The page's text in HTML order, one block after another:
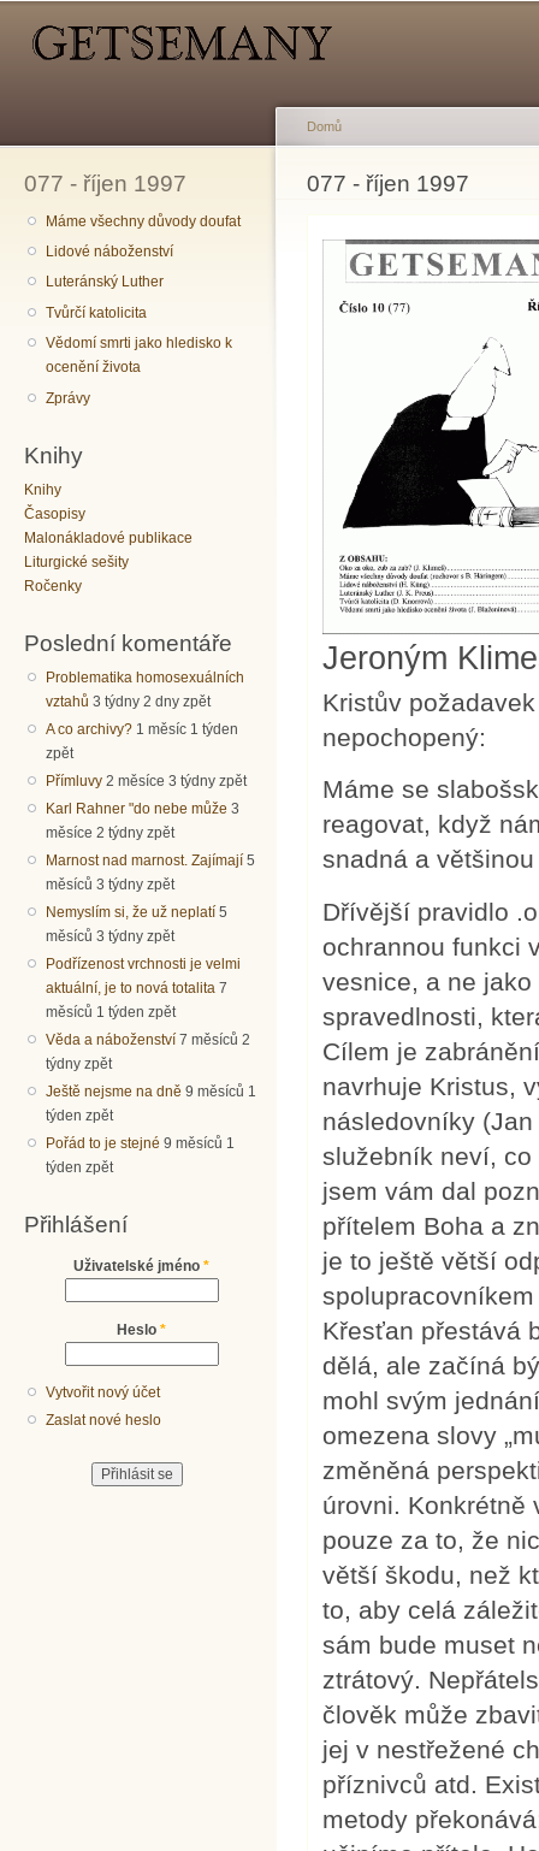
077 - říjen 1997
Máme všechny důvody doufat
Lidové náboženství
Luteránský Luther
Tvůrčí katolicita
Vědomí smrti jako hledisko k
ocenění života
Zprávy
Knihy
Knihy
Časopisy
Malonákladové publikace
Liturgické sešity
Ročenky
Poslední komentáře
Problematika homosexuálních
vztahů 3 týdny 2 dny zpět
A co archivy? 1 měsíc 1 týden
zpět
Přímluvy 2 měsíce 3 týdny zpět
Karl Rahner "do nebe může 3
měsíce 2 týdny zpět
Marnost nad marnost. Zajímají 5
měsíců 3 týdny zpět
Nemyslím si, že už neplatí 5
měsíců 3 týdny zpět
Podřízenost vrchnosti je velmi
aktuální, je to nová totalita 7
měsíců 1 týden zpět
Věda a náboženství 7 měsíců 2
týdny zpět
Ještě nejsme na dně 9 měsíců 1
týden zpět
Pořád to je stejné 9 měsíců 1
týden zpět
Přihlášení
Uživatelské jméno *
Heslo *
Vytvořit nový účet
Zaslat nové heslo
Jste zde
Domů
077 - říjen 1997
Jeroným
Kristův
nepochopený:
Máme se
reagovat, když
snadná a
Dřívější pravidlo
ochrannou funkci
vesnice, a ne jako
spravedlnosti,
Cílem je
navrhuje Kristus,
následovníky
služebník neví,
jsem vám dal
přítelem Boha a
je to ještě větší
Křesťan přestává
dělá, ale začíná
mohl svým
omezena slovy
změněná
úrovni. Konkrétně
pouze za to, že
větší škodu, než
to, aby celá
sám bude muset
ztrátový.
člověk může
jej v nestřežené
příznivců atd.
metody